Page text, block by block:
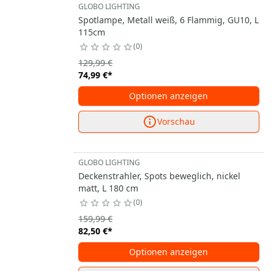
GLOBO LIGHTING
Spotlampe, Metall weiß, 6 Flammig, GU10, L
115cm
0
74,99 €*
129,99 €
Optionen anzeigen
Vorschau
GLOBO LIGHTING
Deckenstrahler, Spots beweglich, nickel
matt, L 180 cm
0
82,50 €*
159,99 €
Optionen anzeigen